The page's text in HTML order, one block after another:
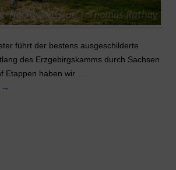
führt der bestens ausgeschilderte
des Erzgebirgskamms durch Sachsen
Etappen haben wir …
→